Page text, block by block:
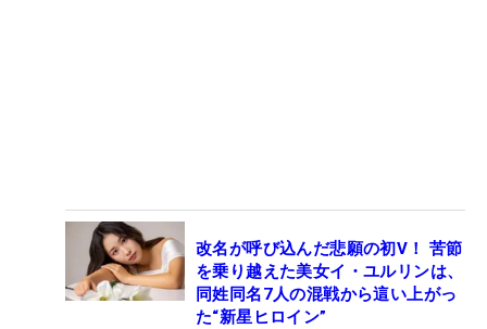
改名が呼び込んだ悲願の初V！ 苦節
を乗り越えた美女イ・ユルリンは、
同姓同名7人の混戦から這い上がっ
た“新星ヒロイン”